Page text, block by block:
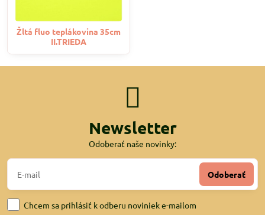
Žltá fluo teplákovina 35cm
II.TRIEDA
Newsletter
Odoberať naše novinky:
Odoberať
Chcem sa prihlásiť k odberu noviniek e-mailom